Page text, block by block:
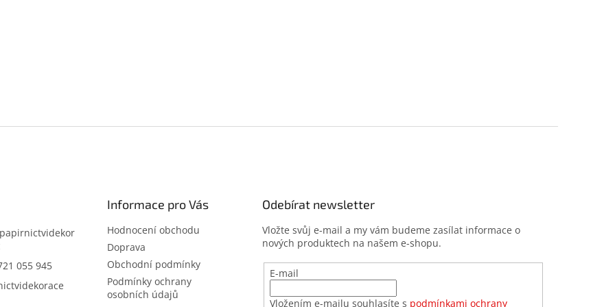
papirnictvidekor
055 945
Informace pro Vás
Hodnocení obchodu
Doprava
Obchodní podmínky
Podmínky ochrany
osobních údajů
Odebírat newsletter
Vložte svůj e-mail a my vám budeme zasílat informace o
nových produktech na našem e-shopu.
E-mail
Vložením e-mailu souhlasíte s podmínkami ochrany